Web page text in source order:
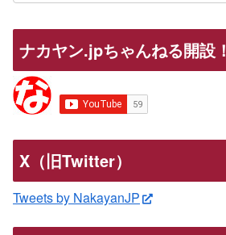
ナカヤン.jpちゃんねる開設！
X（旧Twitter）
Tweets by NakayanJP